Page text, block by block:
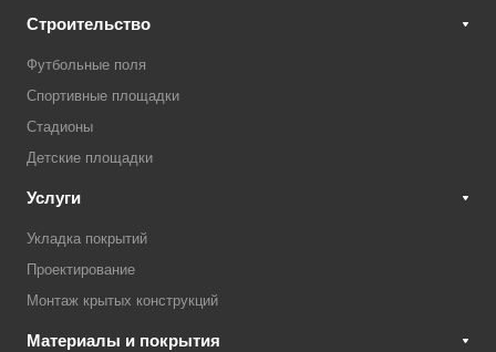
Строительство
Футбольные поля
Спортивные площадки
Стадионы
Детские площадки
Услуги
Укладка покрытий
Проектирование
Монтаж крытых конструкций
Материалы и покрытия